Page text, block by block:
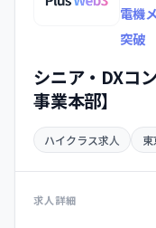
電機
突破
シニア・DXコ
事業本部】
ハイクラス求人
求人詳細